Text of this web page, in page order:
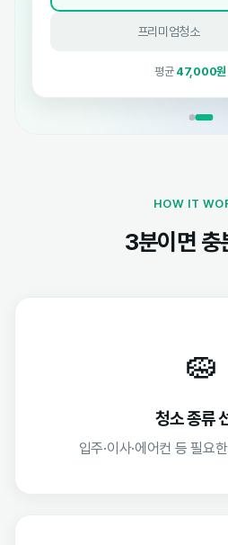
프리미엄청소
평균 47,000원
HOW IT
3분이면 충
🧽
청소 종류
입주·이사·에어컨 등 필요